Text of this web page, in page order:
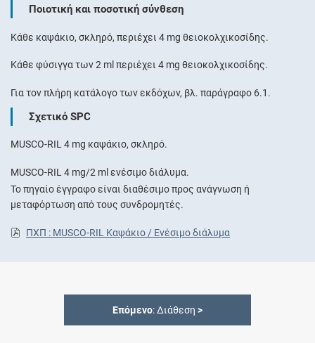
Ποιοτική και ποσοτική σύνθεση
Κάθε καψάκιο, σκληρό, περιέχει 4 mg θειοκολχικοσίδης.
Κάθε φύσιγγα των 2 ml περιέχει 4 mg θειοκολχικοσίδης.
Για τον πλήρη κατάλογο των εκδόχων, βλ. παράγραφο 6.1.
Σχετικό SPC
MUSCO-RIL 4 mg καψάκιο, σκληρό.
MUSCO-RIL 4 mg/2 ml ενέσιμο διάλυμα.
Το πηγαίο έγγραφο είναι διαθέσιμο προς ανάγνωση ή
μεταφόρτωση από τους συνδρομητές.
ΠΧΠ : MUSCO-RIL Καψάκιο / Ενέσιμο διάλυμα
Επόμενο: Διάθεση >